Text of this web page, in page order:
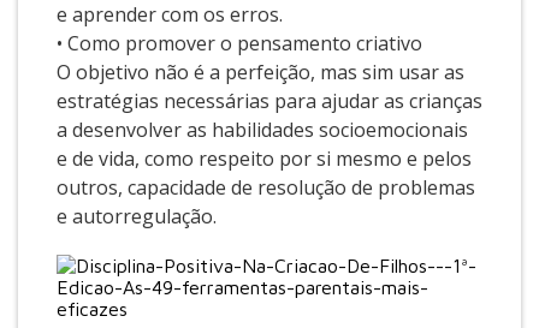
e aprender com os erros.
• Como promover o pensamento criativo
O objetivo não é a perfeição, mas sim usar as
estratégias necessárias para ajudar as crianças
a desenvolver as habilidades socioemocionais
e de vida, como respeito por si mesmo e pelos
outros, capacidade de resolução de problemas
e autorregulação.